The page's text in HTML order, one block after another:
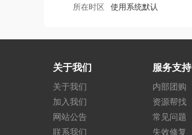
所在时区
使用系统默认
关于我们
关于我们
加入我们
网站公告
联系我们
服务支持
内部团购
资源帮找
常见问题
失效修复